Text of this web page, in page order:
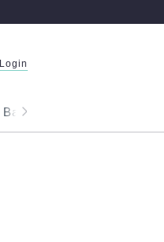
Login
Bayern